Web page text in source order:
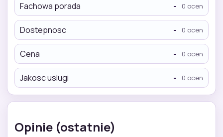
Fachowa porada - 0 ocen
Dostepnosc - 0 ocen
Cena - 0 ocen
Jakosc uslugi - 0 ocen
Opinie (ostatnie)